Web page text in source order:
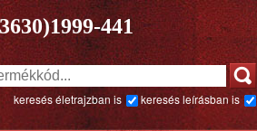
441
keresés leírásban is
keresés életrajzban is